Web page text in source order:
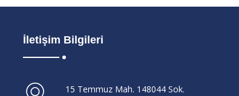
İletişim Bilgileri
15 Temmuz Mah. 148044 Sok.